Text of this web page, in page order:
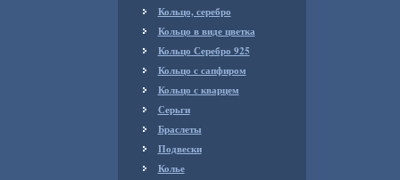
Кольцо, серебро
Кольцо в виде цветка
Кольцо Серебро 925
Кольцо с сапфиром
Кольцо с кварцем
Серьги
Браслеты
Подвески
Колье